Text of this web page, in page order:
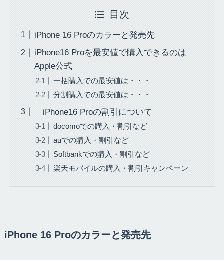
目次
iPhone 16 Proのカラーと発売先
iPhone16 Proを最安値で購入できるのは
Apple公式
一括購入での最安値は・・・
分割購入での最安値は・・・
iPhone16 Proの割引について
docomoでの購入・割引など
auでの購入・割引など
Softbankでの購入・割引など
楽天モバイルの購入・割引キャンペーン
iPhone 16 Proのカラーと発売先